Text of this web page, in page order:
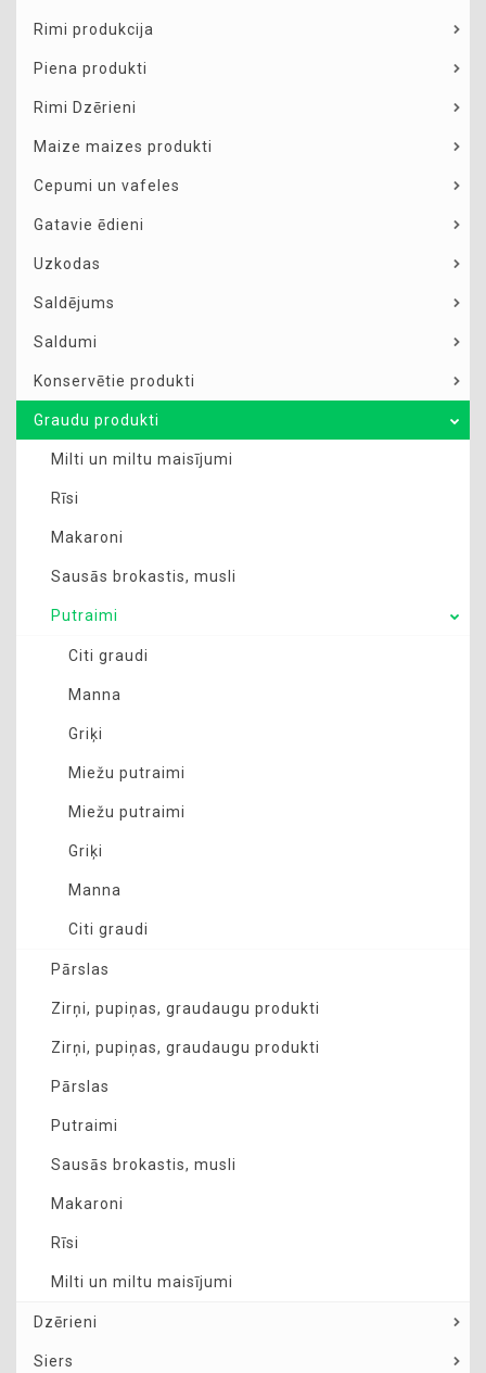
Rimi produkcija
Piena produkti
Rimi Dzērieni
Maize maizes produkti
Cepumi un vafeles
Gatavie ēdieni
Uzkodas
Saldējums
Saldumi
Konservētie produkti
Graudu produkti
Milti un miltu maisījumi
Rīsi
Makaroni
Sausās brokastis, musli
Putraimi
Citi graudi
Manna
Griķi
Miežu putraimi
Miežu putraimi
Griķi
Manna
Citi graudi
Pārslas
Zirņi, pupiņas, graudaugu produkti
Zirņi, pupiņas, graudaugu produkti
Pārslas
Putraimi
Sausās brokastis, musli
Makaroni
Rīsi
Milti un miltu maisījumi
Dzērieni
Siers